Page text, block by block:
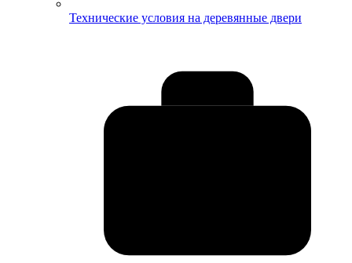
Технические условия на деревянные двери